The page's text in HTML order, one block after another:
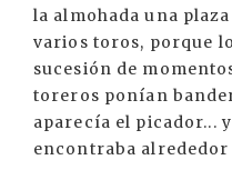
la almohada una
varios toros, porque
sucesión de
toreros ponían
aparecía el picador...
encontraba